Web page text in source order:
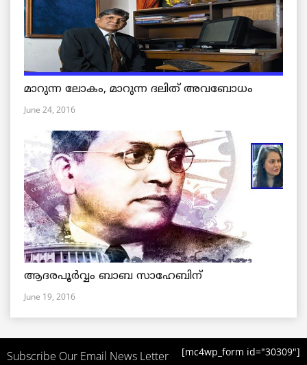
മാറുന്ന ലോകം, മാറുന്ന ദലിത് അവബോധം
June 24, 2016
ആദരപൂര്‍വ്വം ബാബ സാഹേബിന്
June 19, 2016
Subscribe Our Email News Letter [mc4wp_form id="30309"]